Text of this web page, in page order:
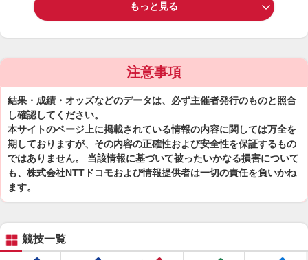
もっと見る
注意事項
結果・成績・オッズなどのデータは、必ず主催者発行のものと照合
し確認してください。
本サイトのページ上に掲載されている情報の内容に関しては万全を
期しておりますが、その内容の正確性および安全性を保証するもの
ではありません。 当該情報に基づいて被ったいかなる損害について
も、株式会社NTTドコモおよび情報提供者は一切の責任を負いかね
ます。
競技一覧